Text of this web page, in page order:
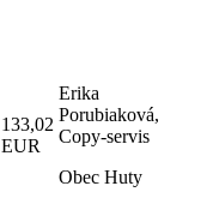
133,02
EUR
Erika
Porubiaková,
Copy-servis
Obec Huty